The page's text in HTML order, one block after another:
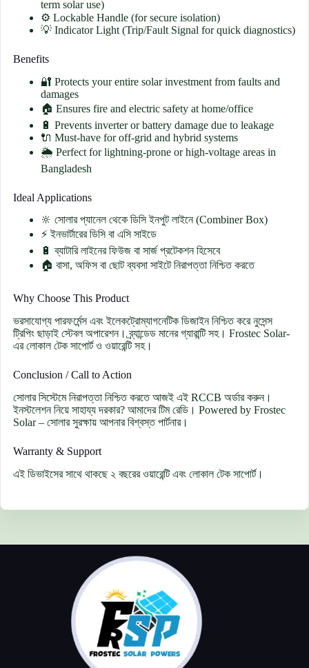
term solar use)
⚙️ Lockable Handle (for secure isolation)
💡 Indicator Light (Trip/Fault Signal for quick diagnostics)
Benefits
🔐 Protects your entire solar investment from faults and
damages
🏠 Ensures fire and electric safety at home/office
🔋 Prevents inverter or battery damage due to leakage
🔌 Must-have for off-grid and hybrid systems
🌦️ Perfect for lightning-prone or high-voltage areas in
Bangladesh
Ideal Applications
🔆 সোলার প্যানেল থেকে ডিসি ইনপুট লাইনে (Combiner Box)
⚡ ইনভার্টারের ডিসি বা এসি সাইডে
🔋 ব্যাটারি লাইনের ফিউজ বা সার্জ প্রটেকশন হিসেবে
🏠 বাসা, অফিস বা ছোট ব্যবসা সাইটে নিরাপত্তা নিশ্চিত করতে
Why Choose This Product
ভরসাযোগ্য পারফর্মেন্স এবং ইলেকট্রোম্যাগনেটিক ডিজাইন নিশ্চিত করে নুসেন্স
ট্রিপিং ছাড়াই স্টেবল অপারেশন। ব্র্যান্ডেড মানের গ্যারান্টি সহ। Frostec Solar-
এর লোকাল টেক সাপোর্ট ও ওয়ারেন্টি সহ।
Conclusion / Call to Action
সোলার সিস্টেমে নিরাপত্তা নিশ্চিত করতে আজই এই RCCB অর্ডার করুন।
ইনস্টলেশন নিয়ে সাহায্য দরকার? আমাদের টিম রেডি। Powered by Frostec
Solar – সোলার সুরক্ষায় আপনার বিশ্বস্ত পার্টনার।
Warranty & Support
এই ডিভাইসের সাথে থাকছে ২ বছরের ওয়ারেন্টি এবং লোকাল টেক সাপোর্ট।